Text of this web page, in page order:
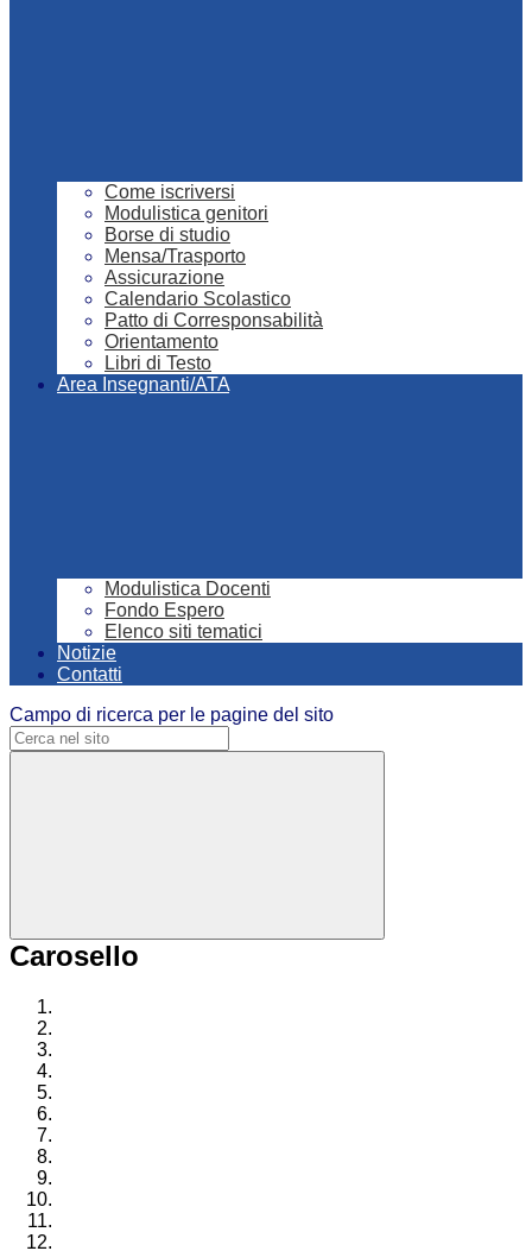
Come iscriversi
Modulistica genitori
Borse di studio
Mensa/Trasporto
Assicurazione
Calendario Scolastico
Patto di Corresponsabilità
Orientamento
Libri di Testo
Area Insegnanti/ATA
Modulistica Docenti
Fondo Espero
Elenco siti tematici
Notizie
Contatti
Campo di ricerca per le pagine del sito
Carosello